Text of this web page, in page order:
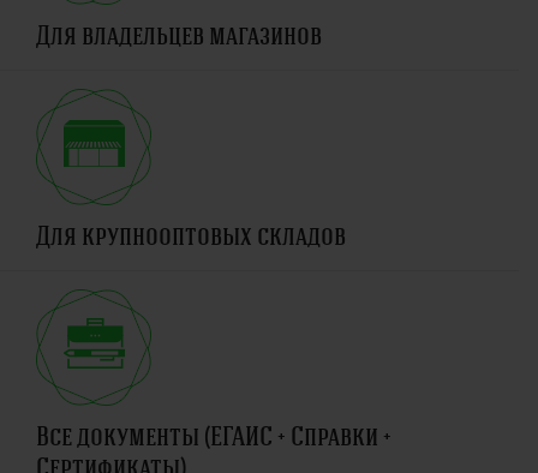
Для владельцев магазинов
Для крупнооптовых складов
Все документы (ЕГАИС + Справки +